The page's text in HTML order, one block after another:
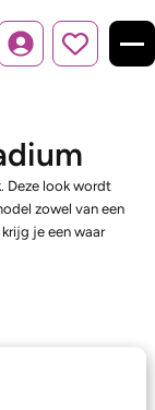
Inloggen
Deze look wordt
zowel van een
je een waar